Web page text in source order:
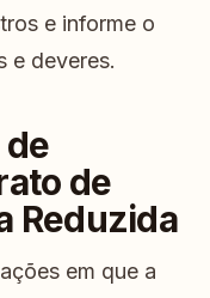
e informe o
e deveres.
de
de
Reduzida
em que a